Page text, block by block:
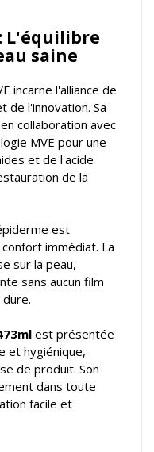
L'équilibre
saine
incarne l'alliance de
de l'innovation. Sa
collaboration avec
MVE pour une
et de l'acide
de la
est
immédiat. La
sur la peau,
sans aucun film
est présentée
et hygiénique,
de produit. Son
dans toute
facile et